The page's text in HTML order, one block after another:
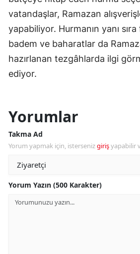
vatandaşlar, Ramazan
yapabiliyor. Hurmanın yanı sıra
badem ve baharatlar da
hazırlanan tezgâhlarda ilgi
ediyor.
Yorumlar
Takma Ad
Yorum yapmak için, istersenizgirişyapabilir
Yorum Yazın (500 Karakter)